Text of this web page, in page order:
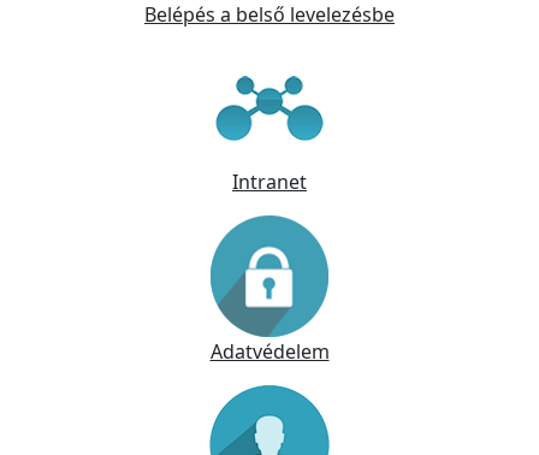
Belépés a belső levelezésbe
Intranet
Adatvédelem